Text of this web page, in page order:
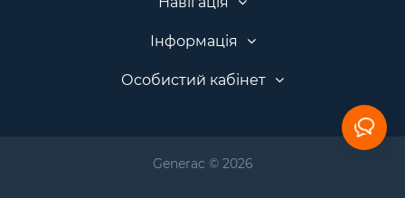
Інформація
Особистий кабінет
Generac © 2026